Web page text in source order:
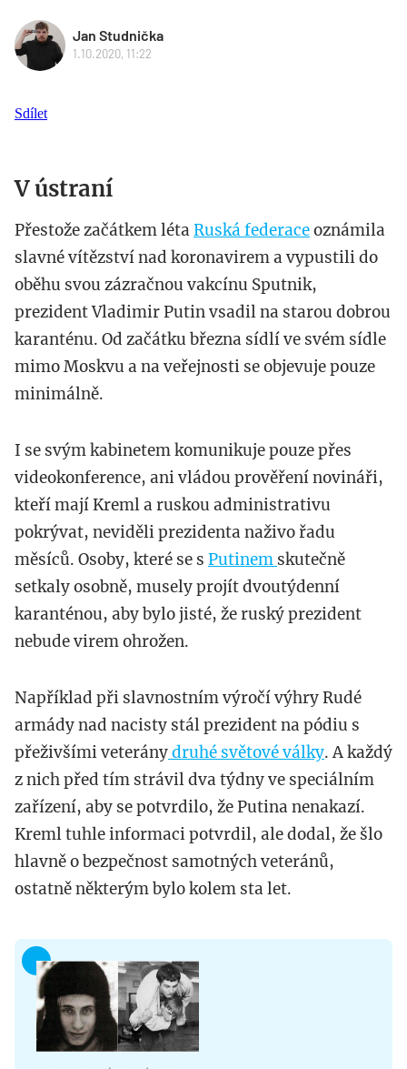
Jan Studnička
1.10.2020, 11:22
Sdílet
V ústraní
Přestože začátkem léta Ruská federaceoznámila
slavné vítězství nad koronavirem a vypustili do
oběhu svou zázračnou vakcínu Sputnik,
prezident Vladimir Putin vsadil na starou dobrou
karanténu. Od začátku března sídlí ve svém sídle
mimo Moskvu a na veřejnosti se objevuje pouze
minimálně.
I se svým kabinetem komunikuje pouze přes
videokonference, ani vládou prověření novináři,
kteří mají Kreml a ruskou administrativu
pokrývat, neviděli prezidenta naživo řadu
měsíců. Osoby, které se s Putinem skutečně
setkaly osobně, musely projít dvoutýdenní
karanténou, aby bylo jisté, že ruský prezident
nebude virem ohrožen.
Například při slavnostním výročí výhry Rudé
armády nad nacisty stál prezident na pódiu s
přeživšími veteránydruhé světové války. A každý
z nich před tím strávil dva týdny ve speciálním
zařízení, aby se potvrdilo, že Putina nenakazí.
Kreml tuhle informaci potvrdil, ale dodal, že šlo
hlavně o bezpečnost samotných veteránů,
ostatně některým bylo kolem sta let.